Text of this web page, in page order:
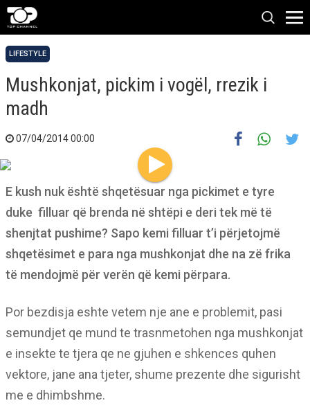
LIFESTYLE
Mushkonjat, pickim i vogël, rrezik i
madh
07/04/2014 00:00
E kush nuk është shqetësuar nga pickimet e tyre
duke filluar që brenda në shtëpi e deri tek më të
shenjtat pushime? Sapo kemi filluar t’i përjetojmë
shqetësimet e para nga mushkonjat dhe na zë frika
të mendojmë për verën që kemi përpara.
Por bezdisja eshte vetem nje ane e problemit, pasi
semundjet qe mund te trasnmetohen nga mushkonjat
e insekte te tjera qe ne gjuhen e shkences quhen
vektore, jane ana tjeter, shume prezente dhe sigurisht
me e dhimbshme.